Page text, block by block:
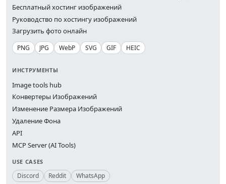
Бесплатный хостинг изображений
Руководство по хостингу изображений
Загрузить фото онлайн
PNG JPG WebP SVG GIF HEIC
ИНСТРУМЕНТЫ
Image tools hub
Конвертеры Изображений
Изменение Размера Изображений
Удаление Фона
API
MCP Server (AI Tools)
USE CASES
Discord Reddit WhatsApp